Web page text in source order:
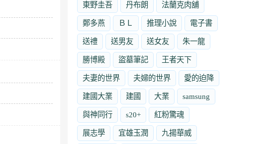
東野圭吾 丹布朗 法蘭克肉舖
鄭多燕 ＢＬ 推理小說 電子書
送禮 送男友 送女友 朱一龍
勝博殿 盜墓筆記 王者天下
夫妻的世界 夫婦的世界 愛的迫降
建國大業 建國 大業 samsung
與神同行 s20+ 紅粉驚魂
展志學 宜雄玉潤 九揚華威